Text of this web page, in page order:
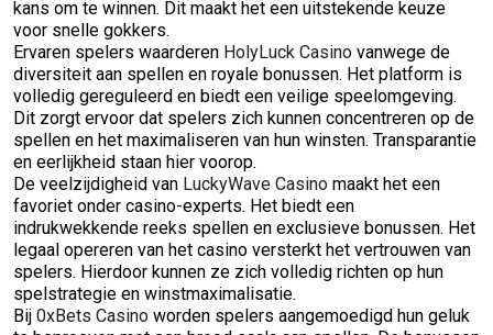
kans om te winnen. Dit maakt het een uitstekende keuze
voor snelle gokkers.
Ervaren spelers waarderen HolyLuck Casino vanwege de
diversiteit aan spellen en royale bonussen. Het platform is
volledig gereguleerd en biedt een veilige speelomgeving.
Dit zorgt ervoor dat spelers zich kunnen concentreren op de
spellen en het maximaliseren van hun winsten. Transparantie
en eerlijkheid staan hier voorop.
De veelzijdigheid van LuckyWave Casino maakt het een
favoriet onder casino-experts. Het biedt een
indrukwekkende reeks spellen en exclusieve bonussen. Het
legaal opereren van het casino versterkt het vertrouwen van
spelers. Hierdoor kunnen ze zich volledig richten op hun
spelstrategie en winstmaximalisatie.
Bij 0xBets Casino worden spelers aangemoedigd hun geluk